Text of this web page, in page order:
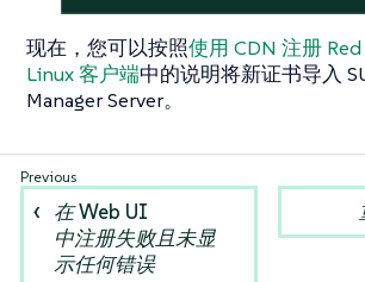
现在，您可以按照使用 CDN 注册
Linux 客户端中的说明将新证书导入
Manager Server。
在 Web UI
中注册失败且未显
示任何错误